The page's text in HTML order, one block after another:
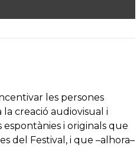
les persones
creació audiovisual i
espontànies i originals que
del Festival, i que –alhora–